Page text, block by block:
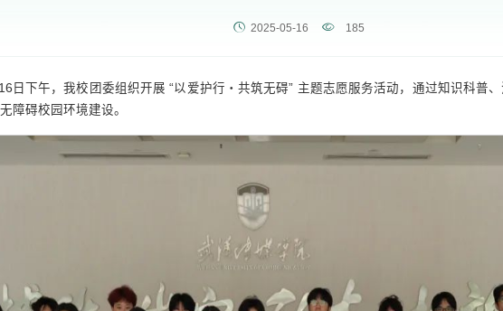
2025-05-16 185
日下午，我校团委组织开展 “以爱护行・共筑无碍” 主题志愿服务活动，通过知识科普
障碍校园环境建设。